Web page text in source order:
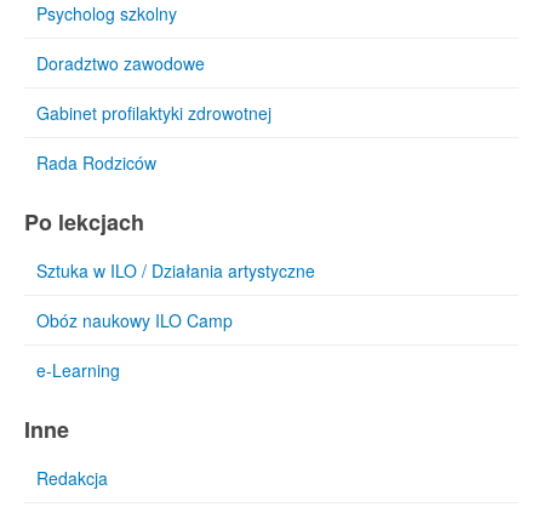
Psycholog szkolny
Doradztwo zawodowe
Gabinet profilaktyki zdrowotnej
Rada Rodziców
Po lekcjach
Sztuka w ILO / Działania artystyczne
Obóz naukowy ILO Camp
e-Learning
Inne
Redakcja